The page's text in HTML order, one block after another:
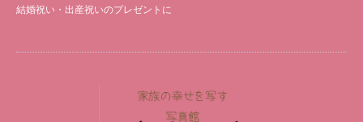
結婚祝い・出産祝いのプレゼントに